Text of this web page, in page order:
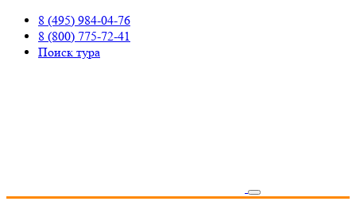
8 (495) 984-04-76
8 (800) 775-72-41
Поиск тура